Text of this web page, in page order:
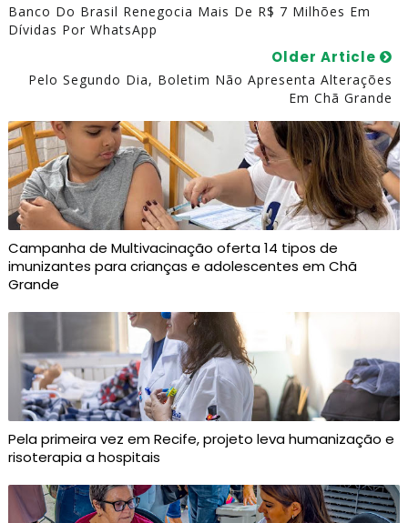
Banco Do Brasil Renegocia Mais De R$ 7 Milhões Em
Dívidas Por WhatsApp
Older Article
Pelo Segundo Dia, Boletim Não Apresenta Alterações
Em Chã Grande
Campanha de Multivacinação oferta 14 tipos de
imunizantes para crianças e adolescentes em Chã
Grande
Pela primeira vez em Recife, projeto leva humanização e
risoterapia a hospitais